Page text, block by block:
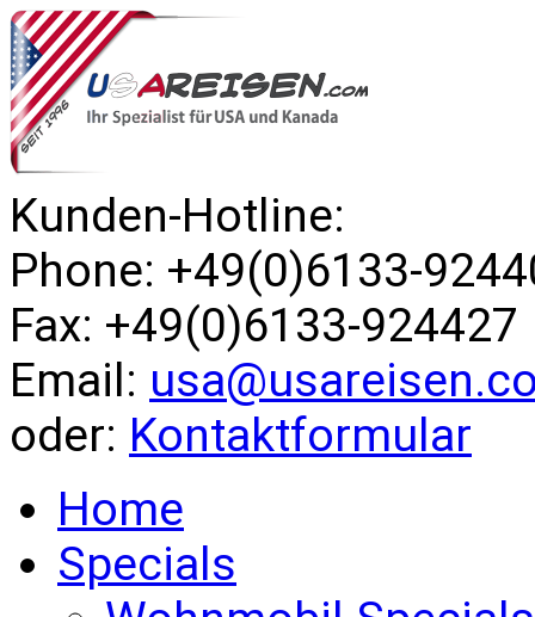
Kunden-Hotline:
Phone: +49(0)6133-
Fax: +49(0)6133-924427
Email:
oder: Kontaktformular
Home
Specials